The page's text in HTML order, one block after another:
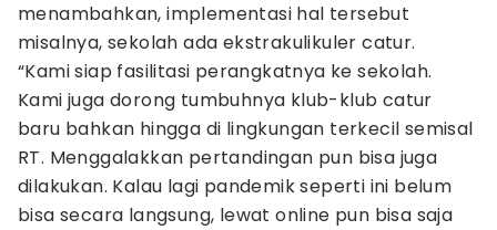
menambahkan, implementasi hal tersebut
misalnya, sekolah ada ekstrakulikuler catur.
“Kami siap fasilitasi perangkatnya ke sekolah.
Kami juga dorong tumbuhnya klub-klub catur
baru bahkan hingga di lingkungan terkecil semisal
RT. Menggalakkan pertandingan pun bisa juga
dilakukan. Kalau lagi pandemik seperti ini belum
bisa secara langsung, lewat online pun bisa saja